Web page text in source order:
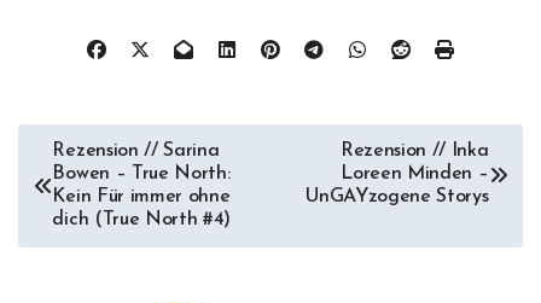
Beitragsnavigation
Rezension // Sarina
Bowen – True North:
Kein Für immer ohne
dich (True North #4)
Rezension // Inka
Loreen Minden –
UnGAYzogene Storys